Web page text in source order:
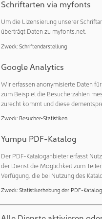
in den
Erfolgsstory PlastiVation
Machinery
Investor, einem
überführt. „Dieser
global agierenden
Wertschätzung für
Unternehmen in
Unternehmen der
Vertriebsgebieten
series‘ in Benelux.
über 25 Jahre
in der Kunststoffindustrie
genau. Seit Sommer
Schriftarten via myfonts
Um die Lizensierung unserer
überträgt Daten zu myfonts.net.
Zweck: Schriftendarstellung
Google Analytics
Wir erfassen anonymisierte Daten
zum Beispiel die Besucherzahlen
zurecht kommt und diese
Zweck: Besucher-Statistiken
Yumpu PDF-Katalog
Der PDF-Kataloganbieter erfasst
der Dienst die Möglichkeit zum
Verfügung, die bei Nutzung des
Zweck: Statistikerhebung der PDF-